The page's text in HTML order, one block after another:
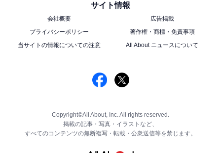
サイト情報
会社概要
広告掲載
プライバシーポリシー
著作権・商標・免責事項
当サイトの情報についての注意
All About ニュースについて
Copyright©All About, Inc. All rights reserved.
掲載の記事・写真・イラストなど、
すべてのコンテンツの無断複写・転載・公衆送信等を禁じます。